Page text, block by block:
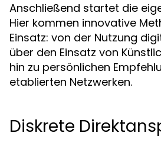
Anschließend startet die
Hier kommen innovative
Einsatz: von der Nutzung
über den Einsatz von
hin zu persönlichen
etablierten Netzwerken.
Diskrete